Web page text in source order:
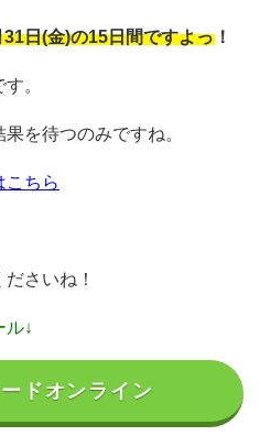
日(金)の15日間ですよっ！
。
を待つのみですね。
こちら
さいね！
ル↓
ドオンライン